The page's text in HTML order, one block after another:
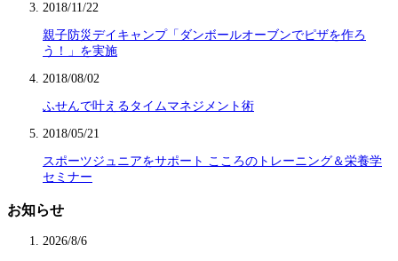
2018/11/22
親子防災デイキャンプ「ダンボールオーブンでピザを作ろ
う！」を実施
2018/08/02
ふせんで叶えるタイムマネジメント術
2018/05/21
スポーツジュニアをサポート こころのトレーニング＆栄養学
セミナー
お知らせ
2026/8/6